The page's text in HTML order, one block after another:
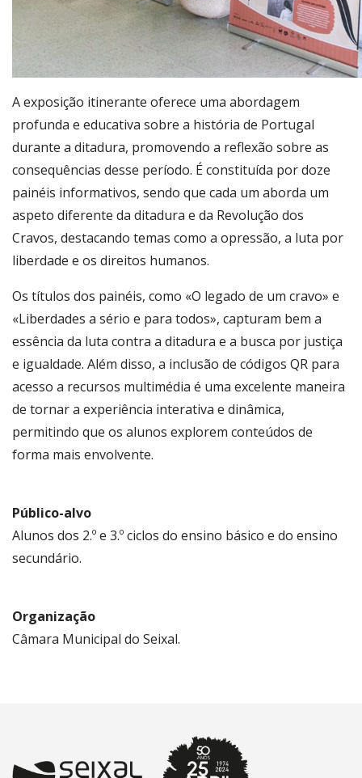
A exposição itinerante oferece uma abordagem
profunda e educativa sobre a história de Portugal
durante a ditadura, promovendo a reflexão sobre as
consequências desse período. É constituída por doze
painéis informativos, sendo que cada um aborda um
aspeto diferente da ditadura e da Revolução dos
Cravos, destacando temas como a opressão, a luta por
liberdade e os direitos humanos.
Os títulos dos painéis, como «O legado de um cravo» e
«Liberdades a sério e para todos», capturam bem a
essência da luta contra a ditadura e a busca por justiça
e igualdade. Além disso, a inclusão de códigos QR para
acesso a recursos multimédia é uma excelente maneira
de tornar a experiência interativa e dinâmica,
permitindo que os alunos explorem conteúdos de
forma mais envolvente.
Público-alvo
Alunos dos 2.º e 3.º ciclos do ensino básico e do ensino
secundário.
Organização
Câmara Municipal do Seixal.